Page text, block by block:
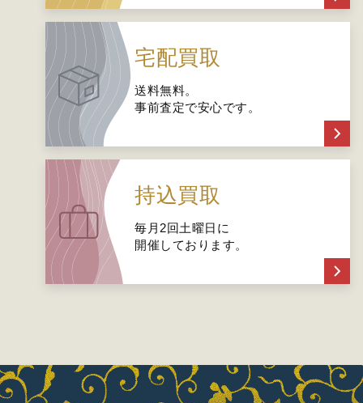
宅配買取
送料無料。
事前査定で安心です。
持込買取
毎月2回土曜日に
開催しております。